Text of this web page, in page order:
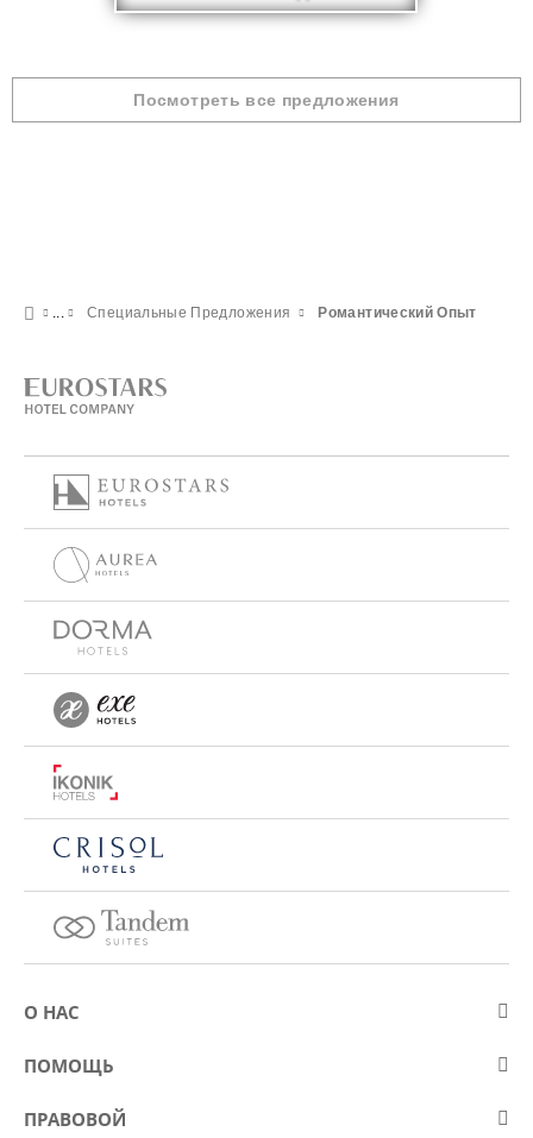
Посмотреть все предложения
Специальные Предложения Pомантический Опыт
О НАС
О компании Eurostars Hotel Company
Kонкурсы
ПОМОЩЬ
Контакт
ПРАВОВОЙ